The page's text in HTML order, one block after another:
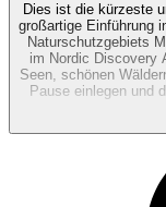
Dies ist die kürzeste
großartige Einführung
Naturschutzgebiets
im Nordic Discovery
Seen, schönen
Pause einlegen und